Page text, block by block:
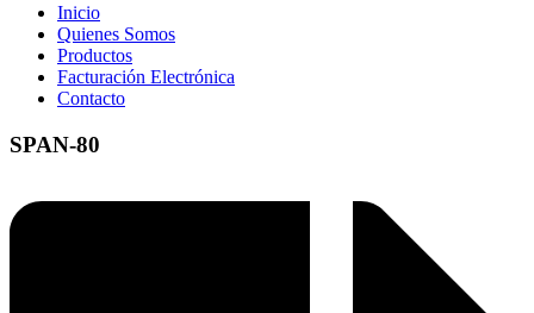
Inicio
Quienes Somos
Productos
Facturación Electrónica
Contacto
SPAN-80